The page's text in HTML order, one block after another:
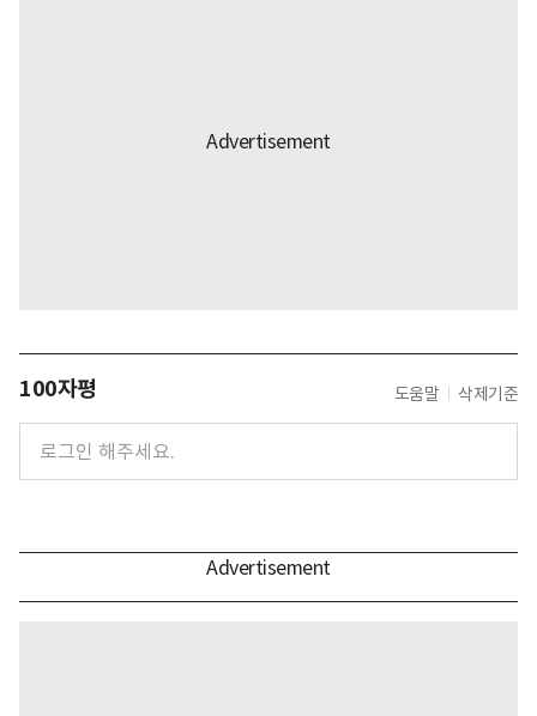
100자평 도움말 삭제기준